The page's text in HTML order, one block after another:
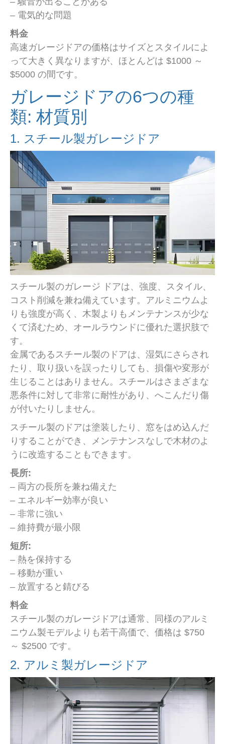
– 電気的な問題
料金
高速ガレージドアの価格はサイズとスタイルによ
って大きく異なりますが、ほとんどは $1000 ～
$5000 の間です。
ガレージドアの6つの種
類: 材質別
1. スチール製ガレージドア
スチール製のガレージ ドアは、強度、スタイル、
コスト削減を兼ね備えています。アルミニウムよ
りも強度が高く、木製よりもメンテナンスが少な
くて済むため、オールラウンドに優れた選択肢で
す。
金属であるスチール製のドアは、湿気にさらされ
たり、取り扱いを誤ったりしても、損傷や変形が
生じることはありません。スチールはさまざまな
悪条件に対して非常に耐性があり、へこんだり傷
が付いたりしません。
スチール製のドアは塗装したり、窓をはめ込んだ
りすることができ、メンテナンスなしで木材のよ
うに改造することもできます。
長所:
– 両方の長所を兼ね備えた
– エネルギー効率が良い
– 非常に強い
– 維持費が最小限
短所:
– 熱を保持する
– 移動が重い
– 放置すると錆びる
料金
スチール製のガレージドアは通常、同様のアルミ
ニウム製モデルよりも若干高価で、価格は $750
～ $2500 です。
2. アルミ製ガレージドア